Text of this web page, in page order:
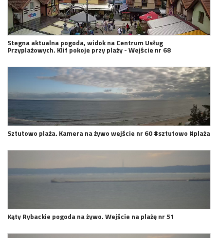
Stegna aktualna pogoda, widok na Centrum Usług
Przyplażowych. Klif pokoje przy plaży - Wejście nr 68
Sztutowo plaża. Kamera na żywo wejście nr 60 #sztutowo #plaża
Kąty Rybackie pogoda na żywo. Wejście na plażę nr 51